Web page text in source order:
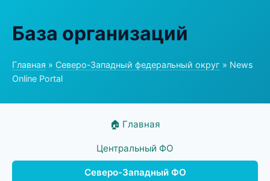
База организаций
Главная » Северо-Западный федеральный округ » News
Online Portal
🏠 Главная
Центральный ФО
Северо-Западный ФО